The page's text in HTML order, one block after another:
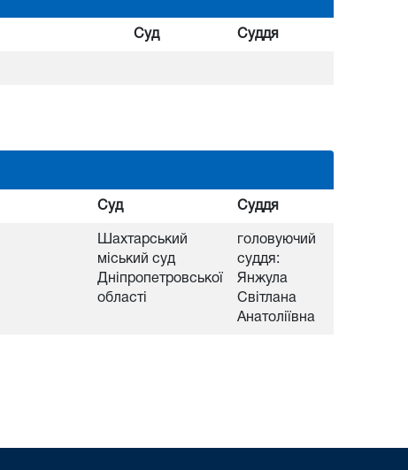
Суд Суддя
Суд Суддя
Шахтарський
міський суд
Дніпропетровської
області
головуючий
суддя:
Янжула
Світлана
Анатоліївна